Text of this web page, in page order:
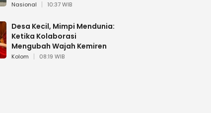
Nasional 10:37 WIB
Desa Kecil, Mimpi Mendunia:
Ketika Kolaborasi
Mengubah Wajah Kemiren
Kolom 08:19 WIB